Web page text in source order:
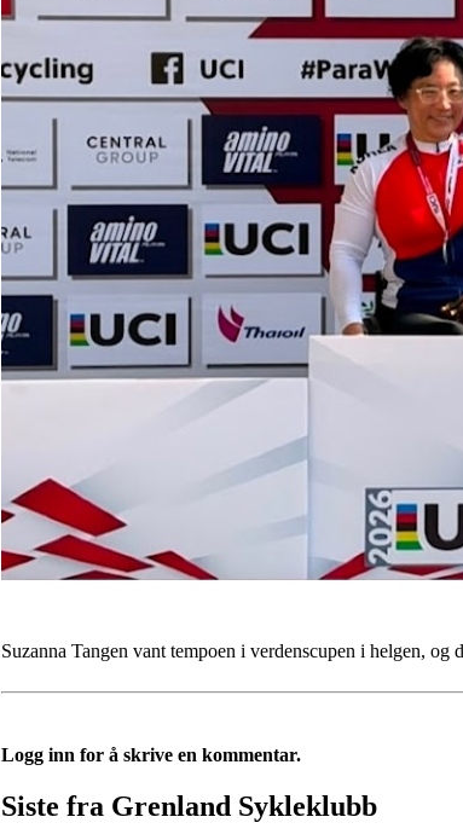
Suzanna Tangen vant tempoen i verdenscupen i helgen, og
Logg inn for å skrive en kommentar.
Siste fra Grenland Sykleklubb